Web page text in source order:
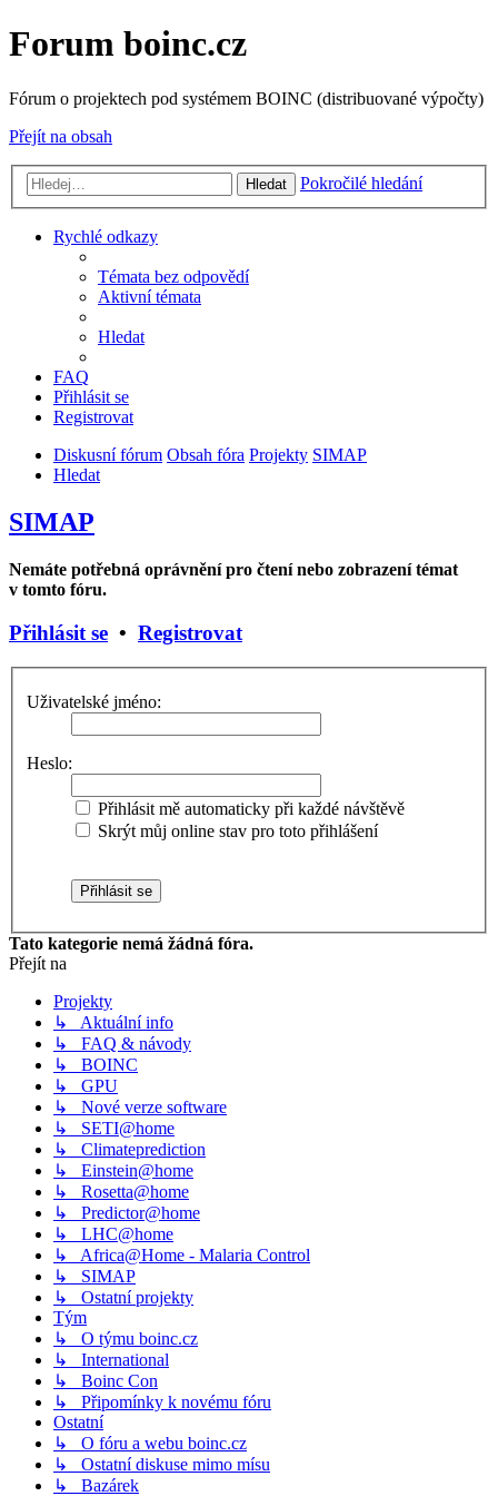
Forum boinc.cz
Fórum o projektech pod systémem BOINC (distribuované výpočty)
Přejít na obsah
Hledat Pokročilé hledání
Rychlé odkazy
Témata bez odpovědí
Aktivní témata
Hledat
FAQ
Přihlásit se
Registrovat
Diskusní fórum Obsah fóra Projekty SIMAP
Hledat
SIMAP
Nemáte potřebná oprávnění pro čtení nebo zobrazení témat
v tomto fóru.
Přihlásit se • Registrovat
Uživatelské jméno:
Heslo:
Přihlásit mě automaticky při každé návštěvě
Skrýt můj online stav pro toto přihlášení
Tato kategorie nemá žádná fóra.
Přejít na
Projekty
↳ Aktuální info
↳ FAQ & návody
↳ BOINC
↳ GPU
↳ Nové verze software
↳ SETI@home
↳ Climateprediction
↳ Einstein@home
↳ Rosetta@home
↳ Predictor@home
↳ LHC@home
↳ Africa@Home - Malaria Control
↳ SIMAP
↳ Ostatní projekty
Tým
↳ O týmu boinc.cz
↳ International
↳ Boinc Con
↳ Připomínky k novému fóru
Ostatní
↳ O fóru a webu boinc.cz
↳ Ostatní diskuse mimo mísu
↳ Bazárek